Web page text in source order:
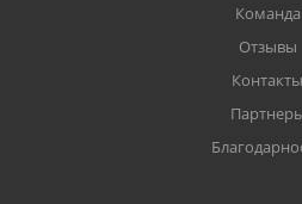
Команда
Отзывы
Контакты